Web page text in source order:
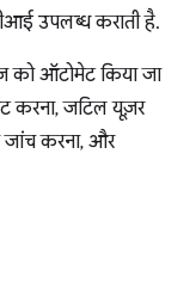
उपलब्ध कराती है.
को ऑटोमेट किया जा
करना, जटिल यूज़र
करना, और